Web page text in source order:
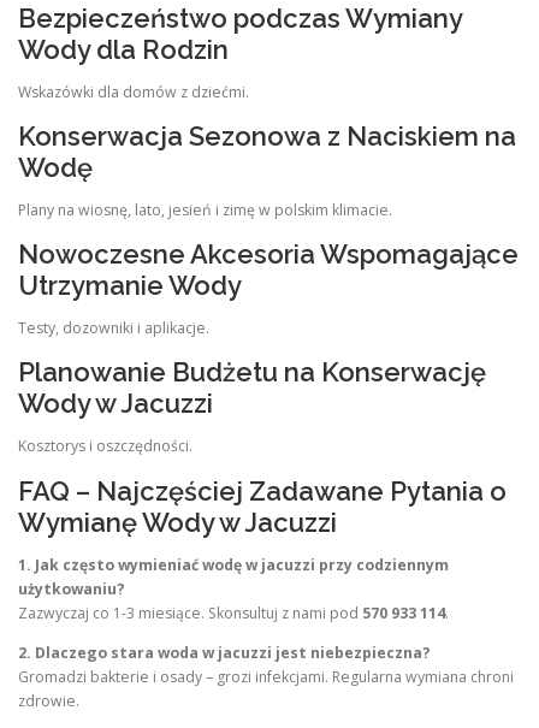
Bezpieczeństwo podczas Wymiany
Wody dla Rodzin
Wskazówki dla domów z dziećmi.
Konserwacja Sezonowa z Naciskiem na
Wodę
Plany na wiosnę, lato, jesień i zimę w polskim klimacie.
Nowoczesne Akcesoria Wspomagające
Utrzymanie Wody
Testy, dozowniki i aplikacje.
Planowanie Budżetu na Konserwację
Wody w Jacuzzi
Kosztorys i oszczędności.
FAQ – Najczęściej Zadawane Pytania o
Wymianę Wody w Jacuzzi
1. Jak często wymieniać wodę w jacuzzi przy codziennym
użytkowaniu?
Zazwyczaj co 1-3 miesiące. Skonsultuj z nami pod 570 933 114.
2. Dlaczego stara woda w jacuzzi jest niebezpieczna?
Gromadzi bakterie i osady – grozi infekcjami. Regularna wymiana chroni
zdrowie.